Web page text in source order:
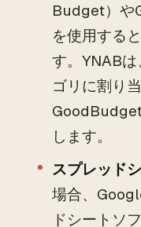
Budget）や
を使用する
す。YNAB
ゴリに割り
します。
スプレッド
場合、
ドシートソ